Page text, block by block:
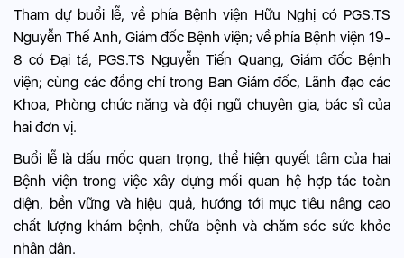
Tham dự buổi lễ, về phía Bệnh viện Hữu Nghị có PGS.TS
Nguyễn Thế Anh, Giám đốc Bệnh viện; về phía Bệnh viện 19-
8 có Đại tá, PGS.TS Nguyễn Tiến Quang, Giám đốc Bệnh
viện; cùng các đồng chí trong Ban Giám đốc, Lãnh đạo các
Khoa, Phòng chức năng và đội ngũ chuyên gia, bác sĩ của
hai đơn vị.
Buổi lễ là dấu mốc quan trọng, thể hiện quyết tâm của hai
Bệnh viện trong việc xây dựng mối quan hệ hợp tác toàn
diện, bền vững và hiệu quả, hướng tới mục tiêu nâng cao
chất lượng khám bệnh, chữa bệnh và chăm sóc sức khỏe
nhân dân.